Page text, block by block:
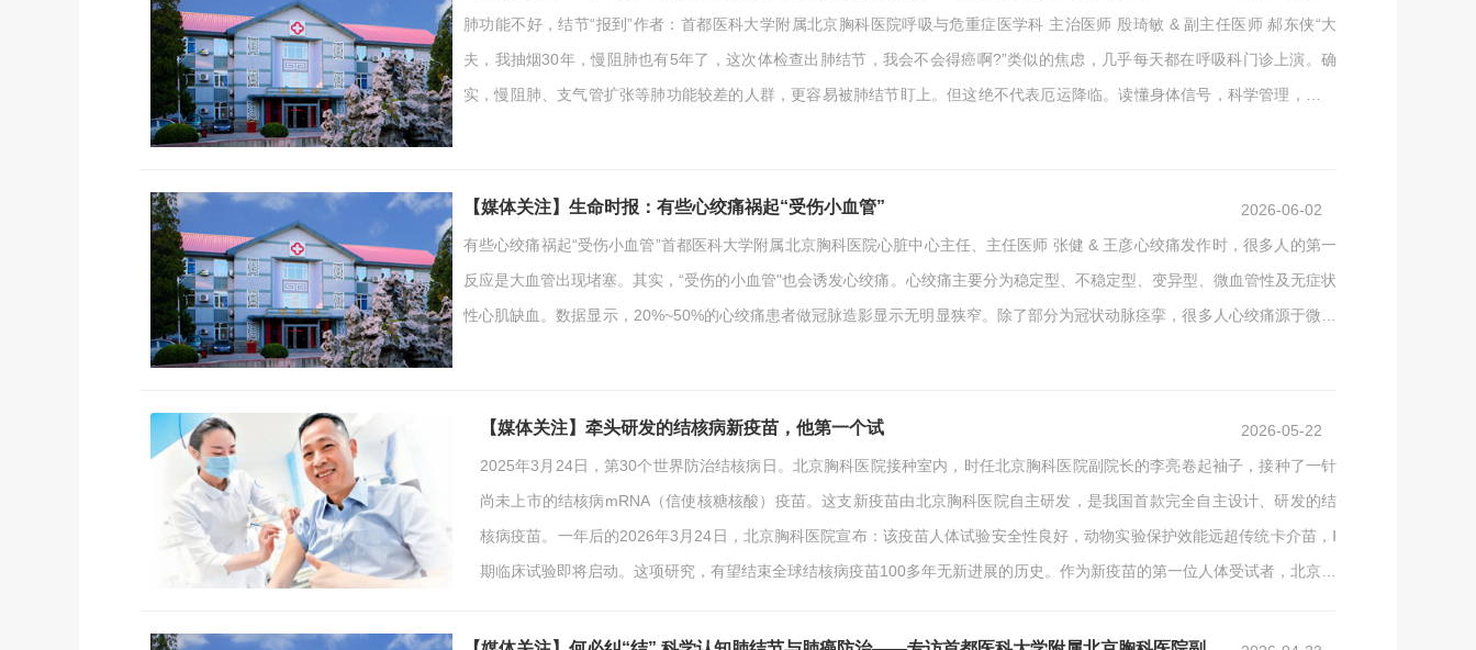
肺功能不好，结节“报到”作者：首都医科大学附属北京胸科医院呼吸与危重症医学科 主治医师 殷琦敏 & 副主任医师 郝东侠“大
夫，我抽烟30年，慢阻肺也有5年了，这次体检查出肺结节，我会不会得癌啊?”类似的焦虑，几乎每天都在呼吸科门诊上演。确
实，慢阻肺、支气管扩张等肺功能较差的人群，更容易被肺结节盯上。但这绝不代表厄运降临。读懂身体信号，科学管理，绝大
的管道（气道）变得千疮百孔。这…
【媒体关注】生命时报：有些心绞痛祸起“受伤小血管”
2026-06-02
有些心绞痛祸起“受伤小血管”首都医科大学附属北京胸科医院心脏中心主任、主任医师 张健 & 王彦心绞痛发作时，很多人的第一
反应是大血管出现堵塞。其实，“受伤的小血管"也会诱发心绞痛。心绞痛主要分为稳定型、不稳定型、变异型、微血管性及无症状
性心肌缺血。数据显示，20%~50%的心绞痛患者做冠脉造影显示无明显狭窄。除了部分为冠状动脉痉挛，很多人心绞痛源于微血
心力衰竭或猝死。生活中，…
【媒体关注】牵头研发的结核病新疫苗，他第一个试
2026-05-22
2025年3月24日，第30个世界防治结核病日。北京胸科医院接种室内，时任北京胸科医院副院长的李亮卷起袖子，接种了一针
尚未上市的结核病mRNA（信使核糖核酸）疫苗。这支新疫苗由北京胸科医院自主研发，是我国首款完全自主设计、研发的结
核病疫苗。一年后的2026年3月24日，北京胸科医院宣布：该疫苗人体试验安全性良好，动物实验保护效能远超传统卡介苗，Ⅰ
期临床试验即将启动。这项研究，有望结束全球结核病疫苗100多年无新进展的历史。作为新疫苗的第一位人体受试者，北京胸
的“结”——推动新药提前3年进入我国，让1500名患者免费用药…